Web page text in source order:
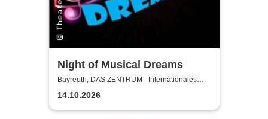
Night of Musical Dreams
Bayreuth, DAS ZENTRUM - Internationales
Jugendkulturzentrum Bayreuth
14.10.2026